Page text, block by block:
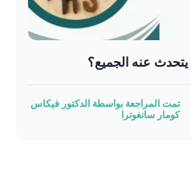
يتحدث عنه الجميع؟
تمت المراجعة بواسطة الدكتور فيكاس
كومار سانغوترا